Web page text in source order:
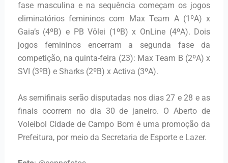
fase masculina e na sequência começam os jogos
eliminatórios femininos com Max Team A (1ºA) x
Gaia’s (4ºB) e PB Vôlei (1ºB) x OnLine (4ºA). Dois
jogos femininos encerram a segunda fase da
competição, na quinta-feira (23): Max Team B (2ºA) x
SVI (3ºB) e Sharks (2ºB) x Activa (3ºA).
As semifinais serão disputadas nos dias 27 e 28 e as
finais ocorrem no dia 30 de janeiro. O Aberto de
Voleibol Cidade de Campo Bom é uma promoção da
Prefeitura, por meio da Secretaria de Esporte e Lazer.